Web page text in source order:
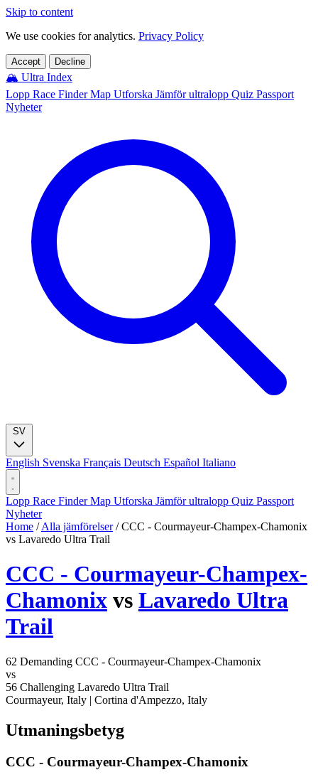
Skip to content
We use cookies for analytics. Privacy Policy
Accept Decline
🏔️ Ultra Index
Lopp Race FinderMap Utforska Jämför ultralopp Quiz Passport
Nyheter
English Svenska Français Deutsch Español Italiano
Lopp Race FinderMap Utforska Jämför ultralopp Quiz Passport
Nyheter
Home / Alla jämförelser / CCC - Courmayeur-Champex-Chamonix
vs Lavaredo Ultra Trail
CCC - Courmayeur-Champex-
Chamonix vs Lavaredo Ultra
Trail
62 Demanding CCC - Courmayeur-Champex-Chamonix
vs
56 Challenging Lavaredo Ultra Trail
Courmayeur, Italy | Cortina d'Ampezzo, Italy
Utmaningsbetyg
CCC - Courmayeur-Champex-Chamonix